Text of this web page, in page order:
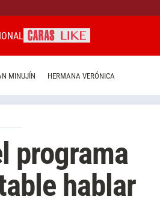
MINUJÍN HERMANA VERÓNICA
programa
hablar